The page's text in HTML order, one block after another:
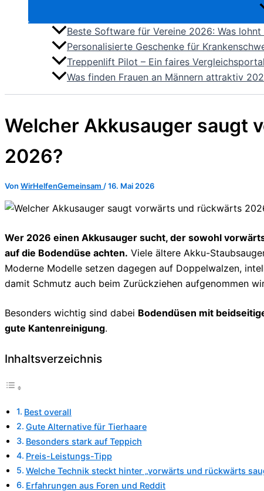
Beste Software für Vereine 2026: Was
Personalisierte Geschenke für
Treppenlift Pilot – Ein faires
Was finden Frauen an Männern attraktiv
Welcher Akkusauger saugt
2026?
Von WirHelfenGemeinsam /16. Mai 2026
Wer 2026 einen Akkusauger sucht, der sowohl
auf die Bodendüse achten. Viele ältere Akku-
Moderne Modelle setzen dagegen auf Doppelwalzen,
damit Schmutz auch beim Zurückziehen aufgenommen
Besonders wichtig sind dabei Bodendüsen mit
gute Kantenreinigung.
Inhaltsverzeichnis
Best overall
Gute Alternative für Tierhaare
Besonders stark auf Teppich
Preis-Leistungs-Tipp
Welche Technik steckt hinter „vorwärts und rückwärts
Erfahrungen aus Foren und Reddit